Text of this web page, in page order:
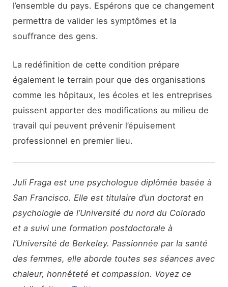
l’ensemble du pays. Espérons que ce changement
permettra de valider les symptômes et la
souffrance des gens.
La redéfinition de cette condition prépare
également le terrain pour que des organisations
comme les hôpitaux, les écoles et les entreprises
puissent apporter des modifications au milieu de
travail qui peuvent prévenir l’épuisement
professionnel en premier lieu.
Juli Fraga est une psychologue diplômée basée à
San Francisco. Elle est titulaire d’un doctorat en
psychologie de l’Université du nord du Colorado
et a suivi une formation postdoctorale à
l’Université de Berkeley. Passionnée par la santé
des femmes, elle aborde toutes ses séances avec
chaleur, honnêteté et compassion. Voyez ce